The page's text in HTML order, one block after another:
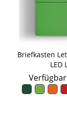
Briefkasten
LED